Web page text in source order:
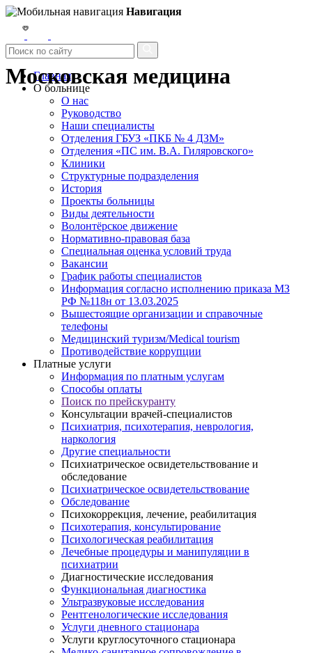
Московская медицина
Навигация
Главная
О больнице
О нас
Руководство
Наши специалисты
Отделения ГБУЗ «ПКБ № 4 ДЗМ»
Отделения «ПС им. В.А. Гиляровского»
Клиники
Структурные подразделения
История
Проекты больницы
Виды деятельности
Волонтёрское движение
Нормативно-правовая база
Специальная оценка условий труда
Вакансии
График работы специалистов
Информация согласно исполнению приказа МЗ
РФ №118н от 13.03.2025
Вышестоящие организации и справочные
телефоны
Медицинский туризм/Medical tourism
Противодействие коррупции
Платные услуги
Информация по платным услугам
Способы оплаты
Поиск по прейскуранту
Консультации врачей-специалистов
Психиатрия, психотерапия, неврология,
наркология
Другие специальности
Психиатрическое освидетельствование и
обследование
Психиатрическое освидетельствование
Обследование
Психокоррекция, лечение, реабилитация
Психотерапия, консультирование
Психологическая реабилитация
Лечебные процедуры и манипуляции в
психиатрии
Диагностические исследования
Функциональная диагностика
Ультразвуковые исследования
Рентгенологические исследования
Услуги дневного стационара
Услуги круглосуточного стационара